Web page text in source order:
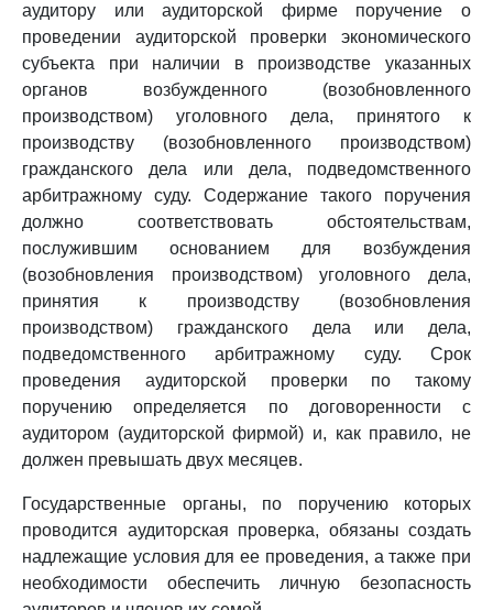
аудитору или аудиторской фирме поручение о
проведении аудиторской проверки экономического
субъекта при наличии в производстве указанных
органов возбужденного (возобновленного
производством) уголовного дела, принятого к
производству (возобновленного производством)
гражданского дела или дела, подведомственного
арбитражному суду. Содержание такого поручения
должно соответствовать обстоятельствам,
послужившим основанием для возбуждения
(возобновления производством) уголовного дела,
принятия к производству (возобновления
производством) гражданского дела или дела,
подведомственного арбитражному суду. Срок
проведения аудиторской проверки по такому
поручению определяется по договоренности с
аудитором (аудиторской фирмой) и, как правило, не
должен превышать двух месяцев.
Государственные органы, по поручению которых
проводится аудиторская проверка, обязаны создать
надлежащие условия для ее проведения, а также при
необходимости обеспечить личную безопасность